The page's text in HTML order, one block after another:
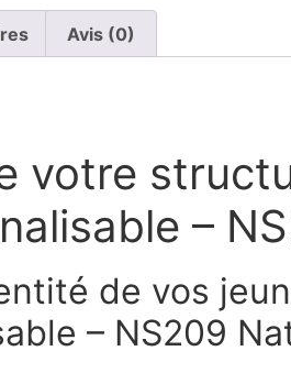
Avis (0)
votre
–
de vos
– NS209